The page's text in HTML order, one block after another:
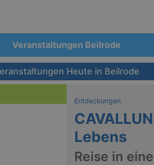
Veranstaltungen Beilrode
Heute in Beilrode
Entdeckungen
Lebens
Reise in